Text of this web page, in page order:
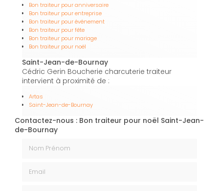
Bon traiteur pour anniversaire
Bon traiteur pour entreprise
Bon traiteur pour événement
Bon traiteur pour fête
Bon traiteur pour mariage
Bon traiteur pour noël
Saint-Jean-de-Bournay
Cédric Gerin Boucherie charcuterie traiteur
intervient à proximité de :
Artas
Saint-Jean-de-Bournay
Contactez-nous : Bon traiteur pour noël Saint-Jean-
de-Bournay